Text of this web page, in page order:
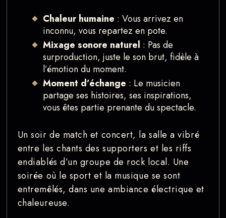
Chaleur humaine : Vous arrivez en
inconnu, vous repartez en pote.
Mixage sonore naturel : Pas de
surproduction, juste le son brut, fidèle à
l’émotion du moment.
Moment d’échange : Le musicien
partage ses histoires, ses inspirations,
vous êtes partie prenante du spectacle.
Un soir de match et concert, la salle a vibré
entre les chants des supporters et les riffs
endiablés d’un groupe de rock local. Une
soirée où le sport et la musique se sont
entremêlés, dans une ambiance électrique et
chaleureuse.